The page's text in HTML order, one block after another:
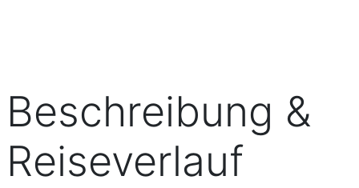
Beschreibung &
Reiseverlauf